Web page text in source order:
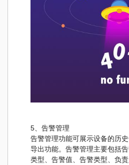
5、告警管理
告警管理功能可展示设备的历
导出功能。告警管理主要包括
类型、告警值、告警类型、负责